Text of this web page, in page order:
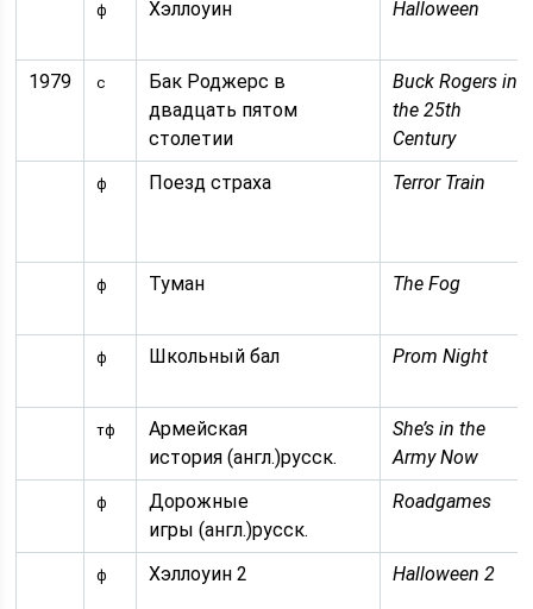
ф Хэллоуин Halloween
1979 с
Бак Роджерс в
двадцать пятом
столетии
Buck Rogers in
the 25th
Century
ф Поезд страха Terror Train
ф Туман The Fog
ф Школьный бал Prom Night
тф
Армейская
история (англ.)русск.
She’s in the
Army Now
ф
Дорожные
игры (англ.)русск.
Roadgames
ф Хэллоуин 2 Halloween 2